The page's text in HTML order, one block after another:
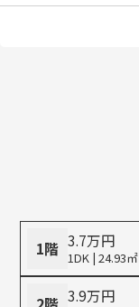
1階 3.7万円
1DK | 24.93㎡
3.9万円